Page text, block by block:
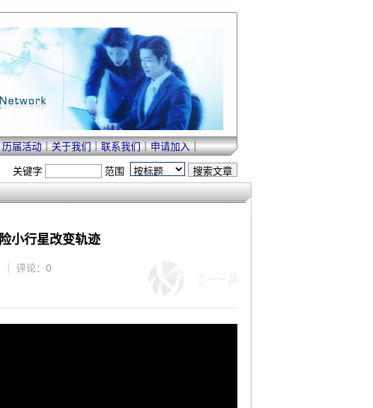
历届活动｜关于我们｜联系我们｜申请加入｜
关键字 范围
小行星改变轨迹
评论：0